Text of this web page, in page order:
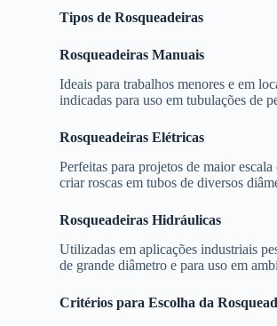
Tipos de Rosqueadeiras
Rosqueadeiras Manuais
Ideais para trabalhos menores e em
indicadas para uso em tubulações de
Rosqueadeiras Elétricas
Perfeitas para projetos de maior
criar roscas em tubos de diversos
Rosqueadeiras Hidráulicas
Utilizadas em aplicações industriais
de grande diâmetro e para uso em
Critérios para Escolha da